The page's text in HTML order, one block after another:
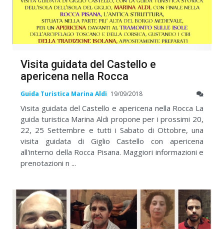
Visita guidata del Castello e
apericena nella Rocca
Guida Turistica Marina Aldi 19/09/2018
Visita guidata del Castello e apericena nella Rocca La
guida turistica Marina Aldi propone per i prossimi 20,
22, 25 Settembre e tutti i Sabato di Ottobre, una
visita guidata di Giglio Castello con apericena
all'interno della Rocca Pisana. Maggiori informazioni e
prenotazioni n ...